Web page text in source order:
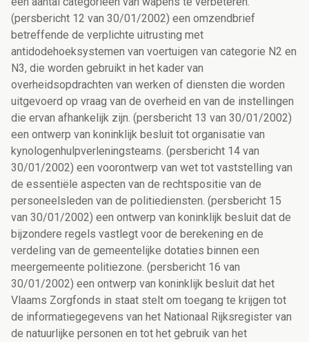
(persbericht 12 van 30/01/2002) een omzendbrief
betreffende de verplichte uitrusting met
antidodehoeksystemen van voertuigen van categorie N2 en
N3, die worden gebruikt in het kader van
overheidsopdrachten van werken of diensten die worden
uitgevoerd op vraag van de overheid en van de instellingen
die ervan afhankelijk zijn. (persbericht 13 van 30/01/2002)
een ontwerp van koninklijk besluit tot organisatie van
kynologenhulpverleningsteams. (persbericht 14 van
30/01/2002) een voorontwerp van wet tot vaststelling van
de essentiële aspecten van de rechtspositie van de
personeelsleden van de politiediensten. (persbericht 15
van 30/01/2002) een ontwerp van koninklijk besluit dat de
bijzondere regels vastlegt voor de berekening en de
verdeling van de gemeentelijke dotaties binnen een
meergemeente politiezone. (persbericht 16 van
30/01/2002) een ontwerp van koninklijk besluit dat het
Vlaams Zorgfonds in staat stelt om toegang te krijgen tot
de informatiegegevens van het Nationaal Rijksregister van
de natuurlijke personen en tot het gebruik van het